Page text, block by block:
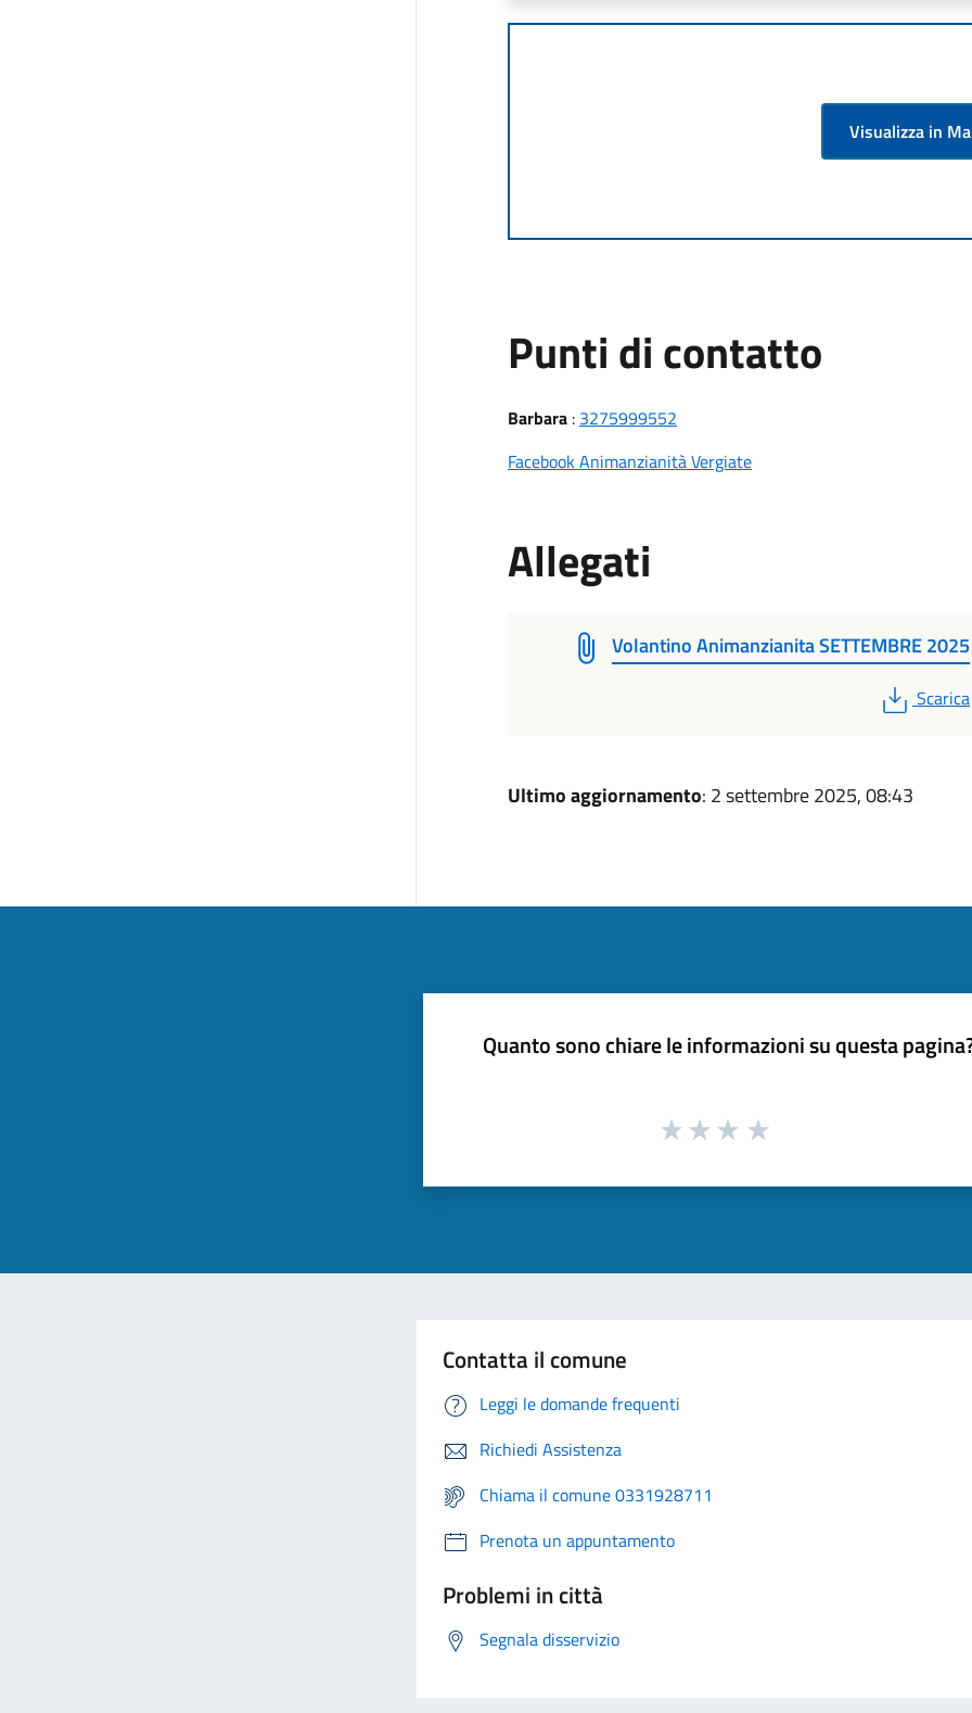
Visualizza in
Punti di contatto
Barbara: 3275999552
Facebook Animanzianità Vergiate
Allegati
Volantino Animanzianita SETTEMBRE 2025
PDF
Scarica
Ultimo aggiornamento: 2 settembre 2025, 08:43
Quanto sono chiare le informazioni su questa
Contatta il comune
Leggi le domande frequenti
Richiedi Assistenza
Chiama il comune 0331928711
Prenota un appuntamento
Problemi in città
Segnala disservizio